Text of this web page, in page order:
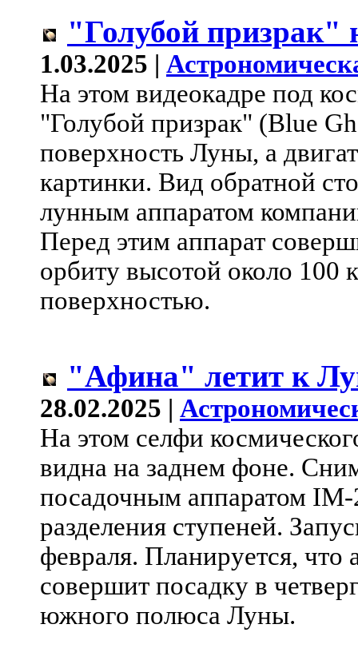
"Голубой призрак"
1.03.2025 |
На этом видеокадре под
"Голубой призрак" (Blue
поверхность Луны, а
картинки. Вид обратной
лунным аппаратом
Перед этим аппарат
орбиту высотой около 100
поверхностью.
"Афина" летит к
28.02.2025 |
На этом селфи
видна на заднем фоне.
посадочным аппаратом
разделения ступеней.
февраля. Планируется,
совершит посадку в
южного полюса Луны.